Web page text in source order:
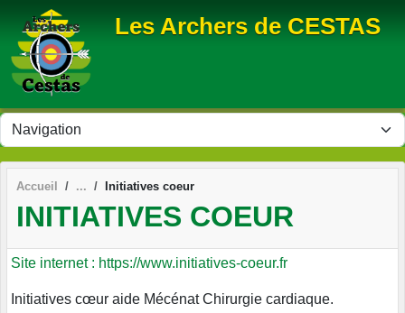
Les Archers de CESTAS
Accueil Initiatives coeur
INITIATIVES COEUR
Site internet : https://www.initiatives-coeur.fr
Initiatives cœur aide Mécénat Chirurgie cardiaque.
Panneau de gestion des cookies